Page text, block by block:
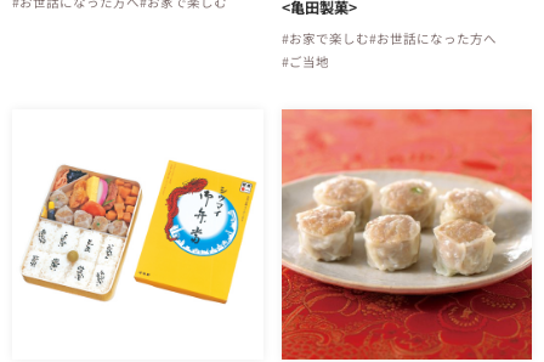
<亀田製菓>
#お家で楽しむ#お世話になった方へ
#ご当地